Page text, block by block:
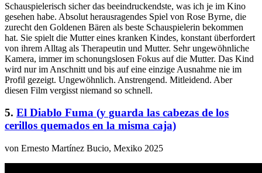
Schauspielerisch sicher das beeindruckendste, was ich je im Kino
gesehen habe. Absolut herausragendes Spiel von Rose Byrne, die
zurecht den Goldenen Bären als beste Schauspielerin bekommen
hat. Sie spielt die Mutter eines kranken Kindes, konstant überfordert
von ihrem Alltag als Therapeutin und Mutter. Sehr ungewöhnliche
Kamera, immer im schonungslosen Fokus auf die Mutter. Das Kind
wird nur im Anschnitt und bis auf eine einzige Ausnahme nie im
Profil gezeigt. Ungewöhnlich. Anstrengend. Mitleidend. Aber
diesen Film vergisst niemand so schnell.
5. El Diablo Fuma (y guarda las cabezas de los
cerillos quemados en la misma caja)
von Ernesto Martínez Bucio, Mexiko 2025